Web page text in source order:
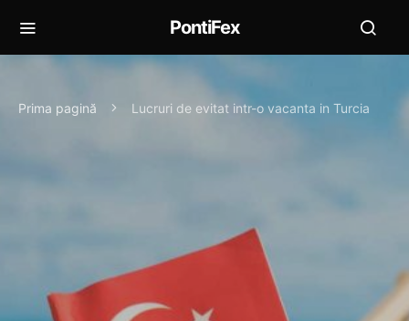
PontiFex
Prima pagină Lucruri de evitat intr-o vacanta in Turcia